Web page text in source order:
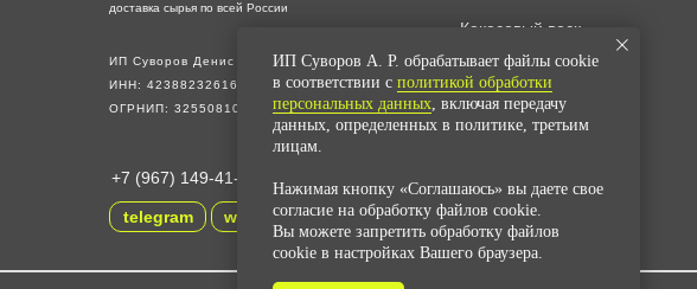
Кокосовый воск
Соевый воск
Все для диффузоров
Все для свечеварения
Ароматические масла
SALE
доставка сырья по всей России
ИП Суворов Денис Петрович
ИНН: 423882326168
ОГРНИП: 325508100543581
+7 (967) 149-41-15
%
telegram whatsapp
ИП Суворов А. Р. обрабатывает файлы cookie
в соответствии с политикой обработки
персональных данных, включая передачу
данных, определенных в политике, третьим
лицам.
Нажимая кнопку «Соглашаюсь» вы даете свое
согласие на обработку файлов cookie.
Вы можете запретить обработку файлов
cookie в настройках Вашего браузера.